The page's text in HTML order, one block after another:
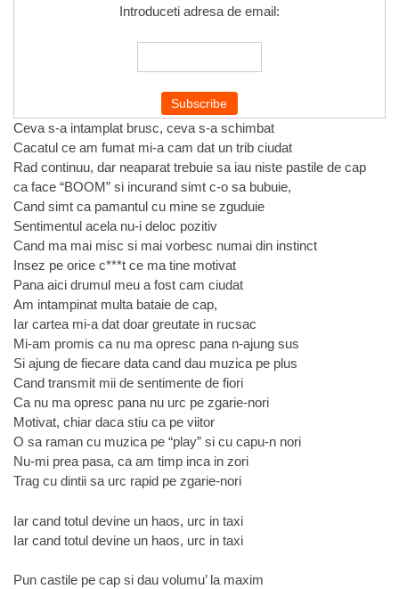
Introduceti adresa de email:
Ceva s-a intamplat brusc, ceva s-a schimbat
Cacatul ce am fumat mi-a cam dat un trib ciudat
Rad continuu, dar neaparat trebuie sa iau niste pastile de cap
ca face “BOOM” si incurand simt c-o sa bubuie,
Cand simt ca pamantul cu mine se zguduie
Sentimentul acela nu-i deloc pozitiv
Cand ma mai misc si mai vorbesc numai din instinct
Insez pe orice c***t ce ma tine motivat
Pana aici drumul meu a fost cam ciudat
Am intampinat multa bataie de cap,
Iar cartea mi-a dat doar greutate in rucsac
Mi-am promis ca nu ma opresc pana n-ajung sus
Si ajung de fiecare data cand dau muzica pe plus
Cand transmit mii de sentimente de fiori
Ca nu ma opresc pana nu urc pe zgarie-nori
Motivat, chiar daca stiu ca pe viitor
O sa raman cu muzica pe “play” si cu capu-n nori
Nu-mi prea pasa, ca am timp inca in zori
Trag cu dintii sa urc rapid pe zgarie-nori
Iar cand totul devine un haos, urc in taxi
Iar cand totul devine un haos, urc in taxi
Pun castile pe cap si dau volumu’ la maxim